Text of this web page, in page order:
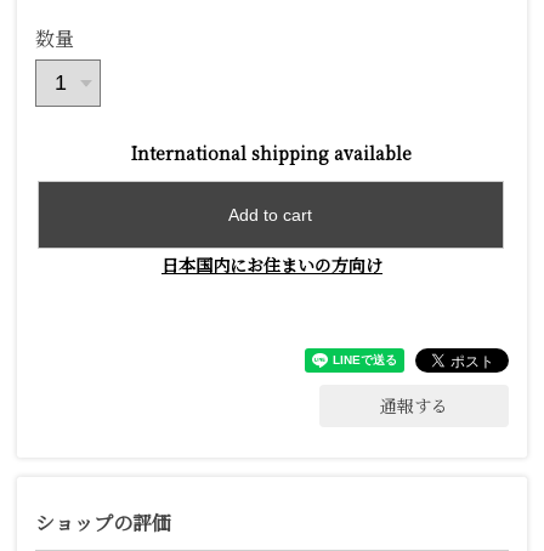
数量
International shipping available
Add to cart
日本国内にお住まいの方向け
通報する
ショップの評価